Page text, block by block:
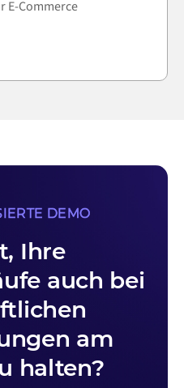
E-Commerce
DEMO
Ihre
auch bei
am
halten?